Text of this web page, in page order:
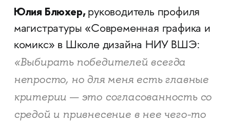
Юлия Блюхер, руководитель профиля
магистратуры «Современная графика и
комикс» в Школе дизайна НИУ ВШЭ:
«Выбирать победителей всегда
непросто, но для меня есть главные
критерии — это согласованность со
средой и привнесение в нее чего-то